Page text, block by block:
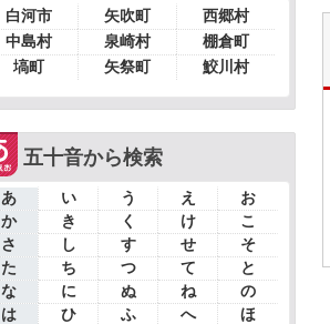
白河市 矢吹町
西郷村
中島村
泉崎村
棚倉町
塙町
矢祭町 鮫川村
五十音から検索
あ い う え
お
か
き く け
こ
さ
し す せ
そ
た
ち つ て
と
な
に ぬ ね
の
は
ひ ふ へ
ほ